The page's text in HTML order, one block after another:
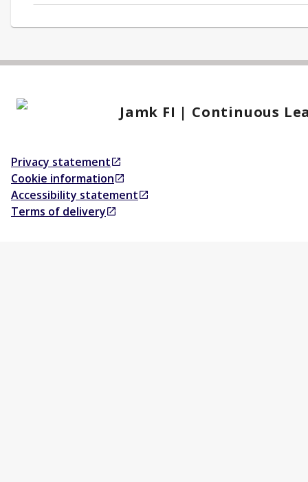
Jamk FI | Continuous
Privacy statement
Opens in a new tab
Cookie information
Opens in a new tab
Accessibility statement
Opens in a new tab
Terms of delivery
Opens in a new tab